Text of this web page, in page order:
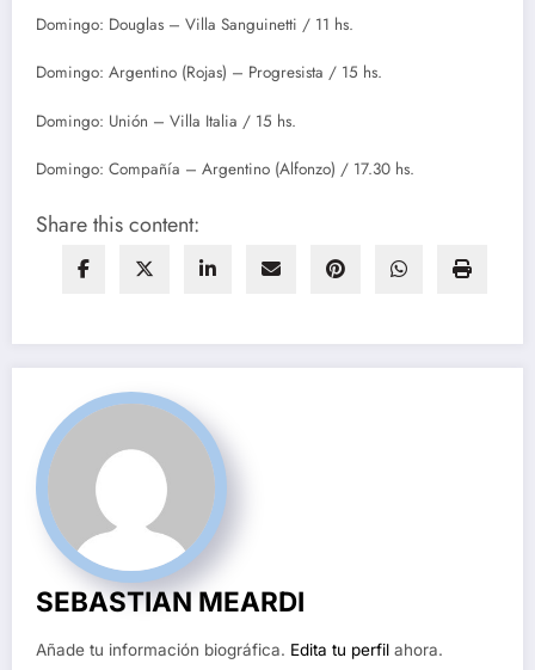
Domingo: Douglas – Villa Sanguinetti / 11 hs.
Domingo: Argentino (Rojas) – Progresista / 15 hs.
Domingo: Unión – Villa Italia / 15 hs.
Domingo: Compañía – Argentino (Alfonzo) / 17.30 hs.
Share this content:
SEBASTIAN MEARDI
Añade tu información biográfica. Edita tu perfil ahora.